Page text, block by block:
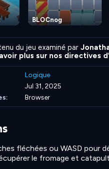
BLOCnog
du jeu examiné par
plus sur nos directives
Logique
Jul 31, 2025
Browser
fléchées ou WASD pour
le fromage et